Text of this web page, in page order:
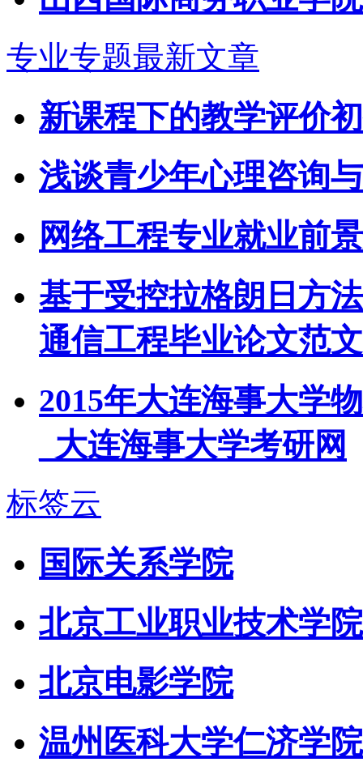
专业专题最新文章
新课程下的教学评价
浅谈青少年心理咨询
网络工程专业就业前
基于受控拉格朗日方
通信工程毕业论文范文
2015年大连海事大学
_大连海事大学考研网
标签云
国际关系学院
北京工业职业技术学院
北京电影学院
温州医科大学仁济学院